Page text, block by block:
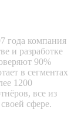
года компания
и разработке
90%
в сегментах
1200
все из
сфере.